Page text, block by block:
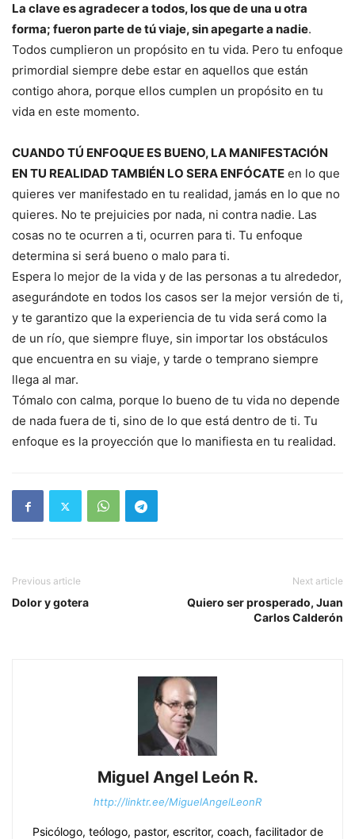
La clave es agradecer a todos, los que de una u otra
forma; fueron parte de tú viaje, sin apegarte a nadie.
Todos cumplieron un propósito en tu vida. Pero tu enfoque
primordial siempre debe estar en aquellos que están
contigo ahora, porque ellos cumplen un propósito en tu
vida en este momento.
CUANDO TÚ ENFOQUE ES BUENO, LA MANIFESTACIÓN
EN TU REALIDAD TAMBIÉN LO SERA ENFÓCATE en lo que
quieres ver manifestado en tu realidad, jamás en lo que no
quieres. No te prejuicies por nada, ni contra nadie. Las
cosas no te ocurren a ti, ocurren para ti. Tu enfoque
determina si será bueno o malo para ti.
Espera lo mejor de la vida y de las personas a tu alrededor,
asegurándote en todos los casos ser la mejor versión de ti,
y te garantizo que la experiencia de tu vida será como la
de un río, que siempre fluye, sin importar los obstáculos
que encuentra en su viaje, y tarde o temprano siempre
llega al mar.
Tómalo con calma, porque lo bueno de tu vida no depende
de nada fuera de ti, sino de lo que está dentro de ti. Tu
enfoque es la proyección que lo manifiesta en tu realidad.
Previous article
Dolor y gotera
Next article
Quiero ser prosperado, Juan
Carlos Calderón
Miguel Angel León R.
http://linktr.ee/MiguelAngelLeonR
Psicólogo, teólogo, pastor, escritor, coach, facilitador de